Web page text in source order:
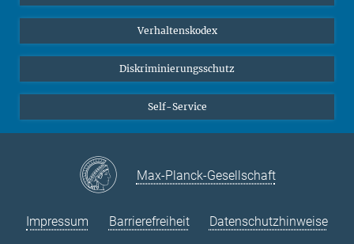
Öffentlichkeit
Alumnae | Alumni
Verhaltenskodex
Diskriminierungsschutz
Self-Service
Max-Planck-Gesellschaft
Impressum Barrierefreiheit Datenschutzhinweise